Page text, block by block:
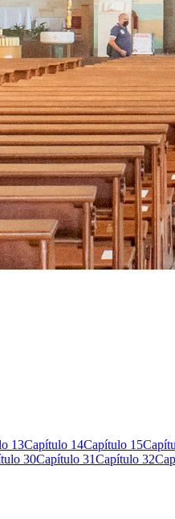
13Capítulo 14Capítulo 15
30Capítulo 31Capítulo 32